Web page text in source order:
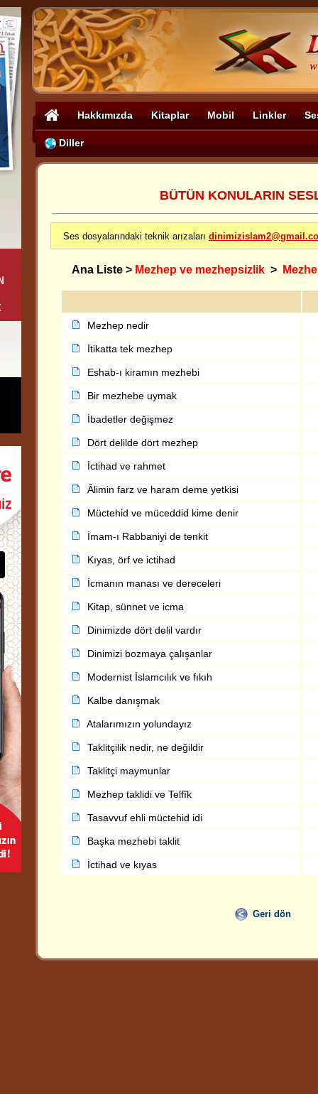
Hakkımızda Kitaplar Mobil Linkler
Diller
BÜTÜN KONULARIN
Ses dosyalarındaki teknik arızaları
Ana Liste > Mezhep ve mezhepsizlik >
Mezhep nedir
İtikatta tek mezhep
Eshab-ı kiramın mezhebi
Bir mezhebe uymak
İbadetler değişmez
Dört delilde dört mezhep
İctihad ve rahmet
Âlimin farz ve haram deme yetkisi
Müctehid ve müceddid kime denir
İmam-ı Rabbaniyi de tenkit
Kıyas, örf ve ictihad
İcmanın manası ve dereceleri
Kitap, sünnet ve icma
Dinimizde dört delil vardır
Dinimizi bozmaya çalışanlar
Modernist İslamcılık ve fıkıh
Kalbe danışmak
Atalarımızın yolundayız
Taklitçilik nedir, ne değildir
Taklitçi maymunlar
Mezhep taklidi ve Telfîk
Tasavvuf ehli müctehid idi
Başka mezhebi taklit
İctihad ve kıyas
Geri dön